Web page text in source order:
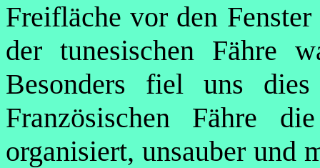
Freifläche vor den
der tunesischen Fähre
Besonders fiel uns
Französischen Fähre
organisiert, unsauber und